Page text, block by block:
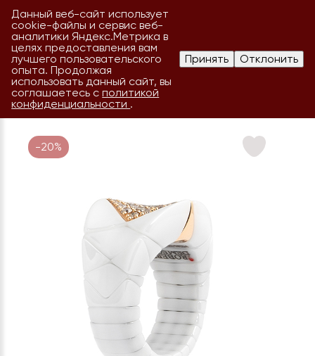
-20%
Данный веб-сайт использует
cookie-файлы и сервис веб-
аналитики Яндекс.Метрика в
целях предоставления вам
лучшего пользовательского
опыта. Продолжая
использовать данный сайт, вы
соглашаетесь сполитикой
конфиденциальности .
Принять Отклонить